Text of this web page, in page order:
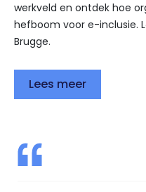
werkveld en ontdek hoe
hefboom voor e-inclusie.
Brugge.
Lees meer